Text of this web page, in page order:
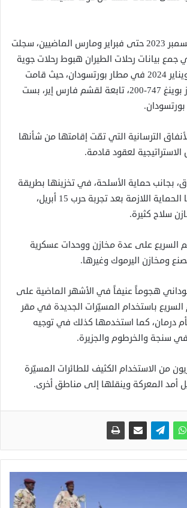
وطيلة الفترة من ديسمبر 2023 حتى فبراير ومارس الماضيين، سجلت
بيانات رحلات الطيران هبوط رحلات جوية
خلال ديسمبر 2023 ويناير 2024 في مطار بورتسودان، حيث قامت
طائرة شحن من طراز بوينغ 747-200، تابعة لقشم فارس إير، بست
الترسانية التي تمّت إقامتها من شأنها
لعقود قادمة.
بجانب حماية الأسلحة، في تخزينها بطريقة
علمية، كما توفر لها الحماية اللازمة بعد تجربة حرب 15 أبريل،
سلاح كثيرة.
السريع على عدة مخازن ووحدات عسكرية
ومخازن اليرموك وغيرها.
هجوماً عنيفاً في الأشهر الماضية على
باستخدام المسيّرات الجديدة في مقر
بأم درمان، كما استخدمها كذلك في توجيه
سنجة والخرطوم والجزيرة.
من الاستخدام الكثيف للطائرات المسيّرة
أمد المعركة وينقلها إلى مناطق أخرى.